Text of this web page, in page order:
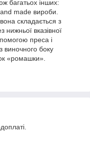
багатьох інших:
made вироби.
складається з
нижньої вказівної
преса і
виночного боку
«ромашки».